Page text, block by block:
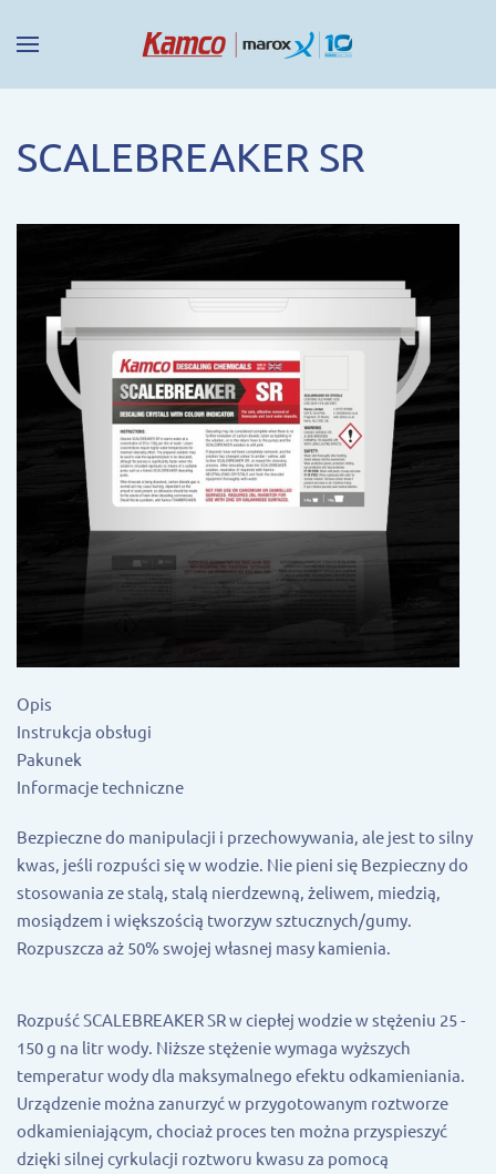
SCALEBREAKER SR
Opis
Instrukcja obsługi
Pakunek
Informacje techniczne
Bezpieczne do manipulacji i przechowywania, ale jest to silny
kwas, jeśli rozpuści się w wodzie. Nie pieni się Bezpieczny do
stosowania ze stalą, stalą nierdzewną, żeliwem, miedzią,
mosiądzem i większością tworzyw sztucznych/gumy.
Rozpuszcza aż 50% swojej własnej masy kamienia.
Rozpuść SCALEBREAKER SR w ciepłej wodzie w stężeniu 25 -
150 g na litr wody. Niższe stężenie wymaga wyższych
temperatur wody dla maksymalnego efektu odkamieniania.
Urządzenie można zanurzyć w przygotowanym roztworze
odkamieniającym, chociaż proces ten można przyspieszyć
dzięki silnej cyrkulacji roztworu kwasu za pomocą